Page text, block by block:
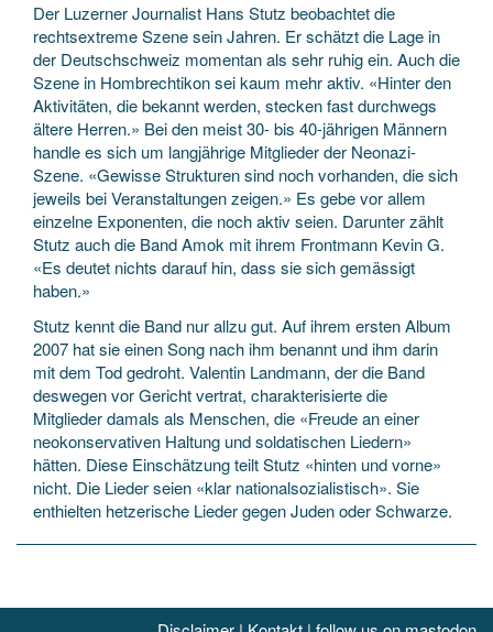
Der Luzerner Journalist Hans Stutz beobachtet die
rechtsextreme Szene sein Jahren. Er schätzt die Lage in
der Deutschschweiz momentan als sehr ruhig ein. Auch die
Szene in Hombrechtikon sei kaum mehr aktiv. «Hinter den
Aktivitäten, die bekannt werden, stecken fast durchwegs
ältere Herren.» Bei den meist 30- bis 40-jährigen Männern
handle es sich um langjährige Mitglieder der Neonazi-
Szene. «Gewisse Strukturen sind noch vorhanden, die sich
jeweils bei Veranstaltungen zeigen.» Es gebe vor allem
einzelne Exponenten, die noch aktiv seien. Darunter zählt
Stutz auch die Band Amok mit ihrem Frontmann Kevin G.
«Es deutet nichts darauf hin, dass sie sich gemässigt
haben.»
Stutz kennt die Band nur allzu gut. Auf ihrem ersten Album
2007 hat sie einen Song nach ihm benannt und ihm darin
mit dem Tod gedroht. Valentin Landmann, der die Band
deswegen vor Gericht vertrat, charakterisierte die
Mitglieder damals als Menschen, die «Freude an einer
neokonservativen Haltung und soldatischen Liedern»
hätten. Diese Einschätzung teilt Stutz «hinten und vorne»
nicht. Die Lieder seien «klar nationalsozialistisch». Sie
enthielten hetzerische Lieder gegen Juden oder Schwarze.